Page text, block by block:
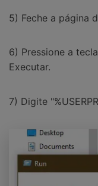
5) Feche a página
6) Pressione a
Executar.
7) Digite